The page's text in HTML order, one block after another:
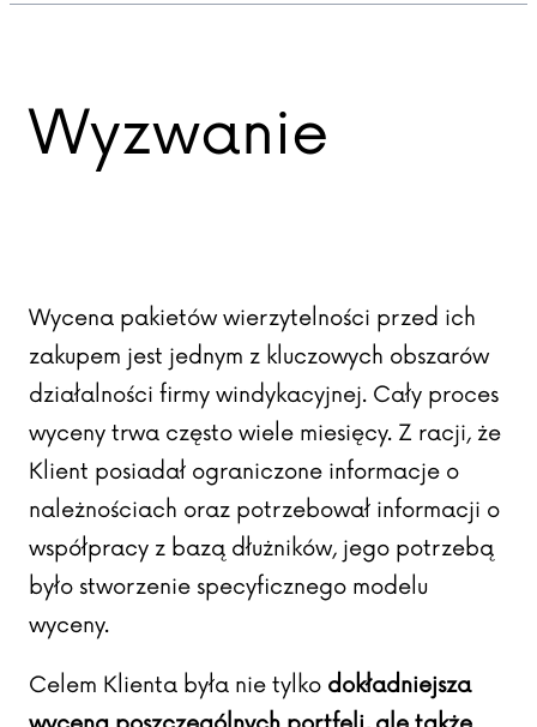
Wyzwanie
Wycena pakietów wierzytelności przed ich
zakupem jest jednym z kluczowych obszarów
działalności firmy windykacyjnej. Cały proces
wyceny trwa często wiele miesięcy. Z racji, że
Klient posiadał ograniczone informacje o
należnościach oraz potrzebował informacji o
współpracy z bazą dłużników, jego potrzebą
było stworzenie specyficznego modelu
wyceny.
Celem Klienta była nie tylko dokładniejsza